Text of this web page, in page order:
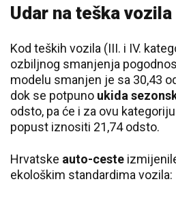
Udar na teška
Kod teških vozila (III. i IV.
ozbiljnog smanjenja
modelu smanjen je sa 30,43
dok se potpuno ukida
odsto, pa će i za ovu
popust iznositi 21,74 odsto.
Hrvatske auto-ceste
ekološkim standardima vozila: